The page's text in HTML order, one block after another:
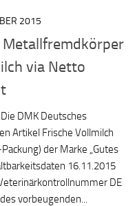
2015
Metallfremdkörper
via Netto
DMK Deutsches
Artikel Frische Vollmilch
der Marke „Gutes
16.11.2015
DE
vorbeugenden...